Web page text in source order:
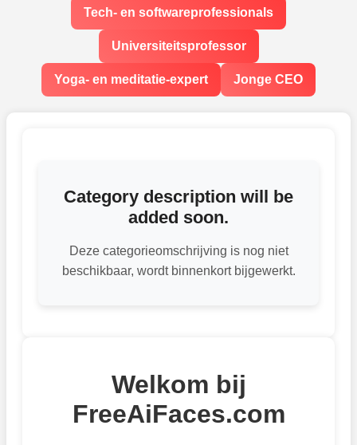
Tech- en softwareprofessionals
Universiteitsprofessor
Yoga- en meditatie-expert Jonge CEO
Category description will be
added soon.
Deze categorieomschrijving is nog niet
beschikbaar, wordt binnenkort bijgewerkt.
Welkom bij
FreeAiFaces.com